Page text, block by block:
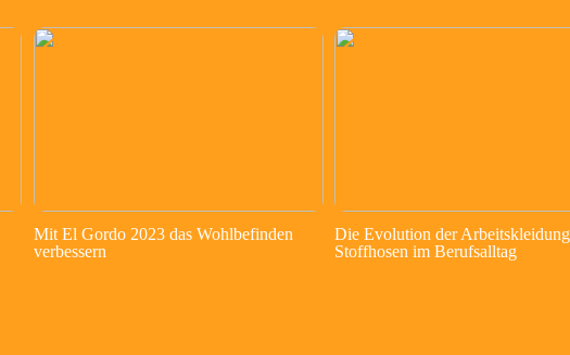
Mit El Gordo 2023 das Wohlbefinden
verbessern
Die Evolution der
Stoffhosen im Berufsalltag